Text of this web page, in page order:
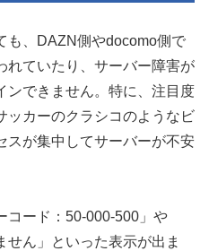
も、DAZN側やdocomo側で
れていたり、サーバー障害が
ンできません。特に、注目度
ッカーのクラシコのようなビ
スが集中してサーバーが不安
コード：50-000-500」や
せん」といった表示が出ま